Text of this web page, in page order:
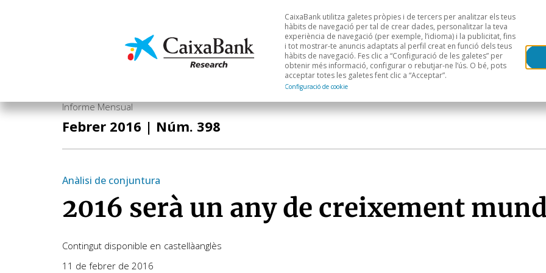
Economia i mercats Anàlisi sectorial Àrees geogràfiques
CaixaBank utilitza galetes pròpies i de tercers per analitzar els teus
hàbits de navegació per tal de crear dades, personalitzar la teva
experiència de navegació (per exemple, l’idioma) i la publicitat, fins
i tot mostrar-te anuncis adaptats al perfil creat en funció dels teus
hàbits de navegació. Fes clic a “Configuració de les galetes” per
obtenir més informació, configurar o rebutjar-ne l’ús. O bé, pots
acceptar totes les galetes fent clic a “Acceptar”.
Configuració de cookie
Informe Mensual
Febrer 2016 | Núm. 398
Anàlisi de conjuntura
2016 serà un any de creixement
Contingut disponible en castellàanglès
11 de febrer de 2016